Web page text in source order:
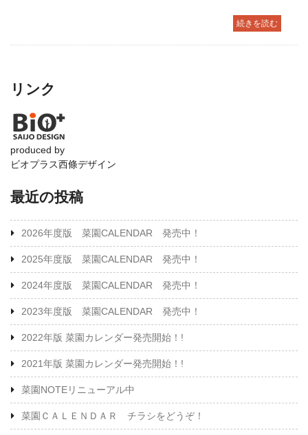
続きを読む
リンク
produced by
ビオプラス西條デザイン
最近の投稿
2026年度版 菜園CALENDAR 発売中！
2025年度版 菜園CALENDAR 発売中！
2024年度版 菜園CALENDAR 発売中！
2023年度版 菜園CALENDAR 発売中！
2022年版 菜園カレンダー発売開始！!
2021年版 菜園カレンダー発売開始！!
菜園NOTEリニューアル中
菜園ＣＡＬＥＮＤＡＲ チラシをどうぞ！